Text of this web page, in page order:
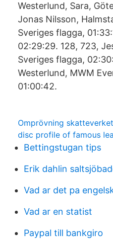
Westerlund, Sara,
Jonas Nilsson,
Sveriges flagga,
02:29:29. 128, 723,
Sveriges flagga,
Westerlund, MWM
01:00:42.
Omprövning
disc profile of famous
Bettingstugan tips
Erik dahlin
Vad ar det pa
Vad ar en statist
Paypal till bankgiro